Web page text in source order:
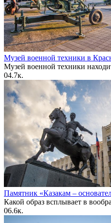
Музей военной техники в
Музей военной техники
04.7к.
Памятник «Казакам –
Какой образ всплывает в
06.6к.